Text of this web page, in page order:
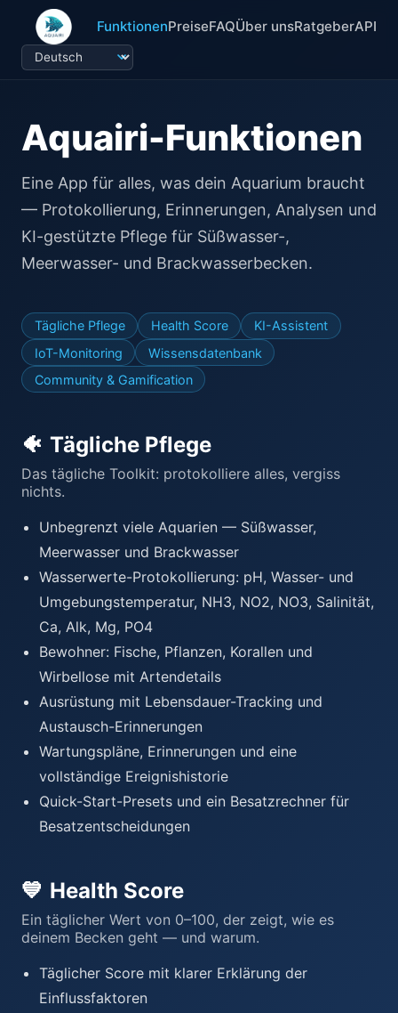
FunktionenPreiseFAQÜber unsRatgeberAPI
Aquairi-Funktionen
Eine App für alles, was dein Aquarium braucht
— Protokollierung, Erinnerungen, Analysen und
KI-gestützte Pflege für Süßwasser-,
Meerwasser- und Brackwasserbecken.
Tägliche Pflege Health Score
KI-Assistent
IoT-Monitoring
Wissensdatenbank
Community & Gamification
🐠 Tägliche Pflege
Das tägliche Toolkit: protokolliere alles, vergiss
nichts.
Unbegrenzt viele Aquarien — Süßwasser,
Meerwasser und Brackwasser
Wasserwerte-Protokollierung: pH, Wasser- und
Umgebungstemperatur, NH3, NO2, NO3, Salinität,
Ca, Alk, Mg, PO4
Bewohner: Fische, Pflanzen, Korallen und
Wirbellose mit Artendetails
Ausrüstung mit Lebensdauer-Tracking und
Austausch-Erinnerungen
Wartungspläne, Erinnerungen und eine
vollständige Ereignishistorie
Quick-Start-Presets und ein Besatzrechner für
Besatzentscheidungen
💙 Health Score
Ein täglicher Wert von 0–100, der zeigt, wie es
deinem Becken geht — und warum.
Täglicher Score mit klarer Erklärung der
Einflussfaktoren